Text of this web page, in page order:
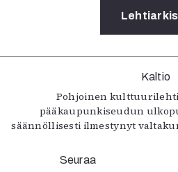
Kaltio
Pohjoinen
pääkaupunkiseudun
säännöllisesti ilmestynyt
Seuraa